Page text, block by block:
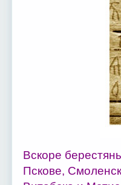
Вскоре
Пскове,